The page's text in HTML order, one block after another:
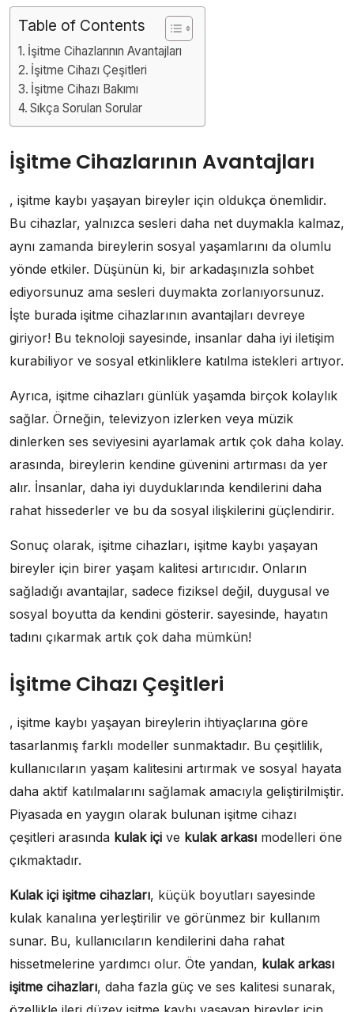
Table of Contents
İşitme Cihazlarının Avantajları
İşitme Cihazı Çeşitleri
İşitme Cihazı Bakımı
Sıkça Sorulan Sorular
İşitme Cihazlarının Avantajları
, işitme kaybı yaşayan bireyler için oldukça önemlidir.
Bu cihazlar, yalnızca sesleri daha net duymakla kalmaz,
aynı zamanda bireylerin sosyal yaşamlarını da olumlu
yönde etkiler. Düşünün ki, bir arkadaşınızla sohbet
ediyorsunuz ama sesleri duymakta zorlanıyorsunuz.
İşte burada işitme cihazlarının avantajları devreye
giriyor! Bu teknoloji sayesinde, insanlar daha iyi iletişim
kurabiliyor ve sosyal etkinliklere katılma istekleri artıyor.
Ayrıca, işitme cihazları günlük yaşamda birçok kolaylık
sağlar. Örneğin, televizyon izlerken veya müzik
dinlerken ses seviyesini ayarlamak artık çok daha kolay.
arasında, bireylerin kendine güvenini artırması da yer
alır. İnsanlar, daha iyi duyduklarında kendilerini daha
rahat hissederler ve bu da sosyal ilişkilerini güçlendirir.
Sonuç olarak, işitme cihazları, işitme kaybı yaşayan
bireyler için birer yaşam kalitesi artırıcıdır. Onların
sağladığı avantajlar, sadece fiziksel değil, duygusal ve
sosyal boyutta da kendini gösterir. sayesinde, hayatın
tadını çıkarmak artık çok daha mümkün!
İşitme Cihazı Çeşitleri
, işitme kaybı yaşayan bireylerin ihtiyaçlarına göre
tasarlanmış farklı modeller sunmaktadır. Bu çeşitlilik,
kullanıcıların yaşam kalitesini artırmak ve sosyal hayata
daha aktif katılmalarını sağlamak amacıyla geliştirilmiştir.
Piyasada en yaygın olarak bulunan işitme cihazı
çeşitleri arasında kulak içi ve kulak arkası modelleri öne
çıkmaktadır.
Kulak içi işitme cihazları, küçük boyutları sayesinde
kulak kanalına yerleştirilir ve görünmez bir kullanım
sunar. Bu, kullanıcıların kendilerini daha rahat
hissetmelerine yardımcı olur. Öte yandan, kulak arkası
işitme cihazları, daha fazla güç ve ses kalitesi sunarak,